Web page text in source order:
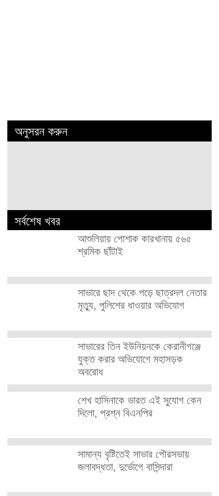
অনুসরন করুন
সর্বশেষ খবর
আশুলিয়ায় পোশাক কারখানায় ৫৬৫
শ্রমিক ছাঁটাই
সাভারে ছাদ থেকে পড়ে ছাত্রদল নেতার
মৃত্যু, পুলিশের ধাওয়ার অভিযোগ
সাভারের তিন ইউনিয়নকে কেরানীগঞ্জে
যুক্ত করার অভিযোগে মহাসড়ক
অবরোধ
শেখ হাসিনাকে ভারত এই সুযোগ কেন
দিলো, প্রশ্ন বিএনপির
সামান্য বৃষ্টিতেই সাভার পৌরসভায়
জলাবদ্ধতা, দুর্ভোগে বাসিন্দারা